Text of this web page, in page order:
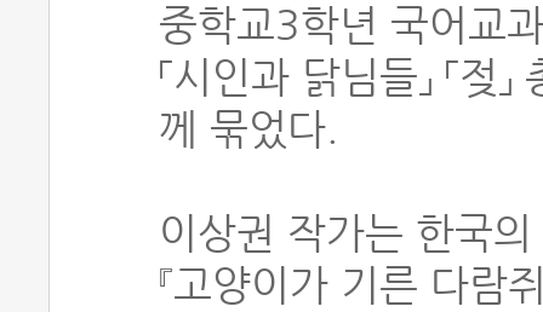
중학교3학년 국어교과
「시인과 닭님들」 「
께 묶었다.
이상권 작가는 한국
『고양이가 기른 다람